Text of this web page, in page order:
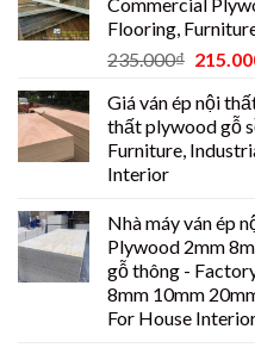
Flooring,
235.000₫
Giá ván ép nội
thất plywood gỗ
Furniture,
Interior
Nhà máy ván ép
Plywood 2mm
gỗ thông -
8mm 10mm
For House